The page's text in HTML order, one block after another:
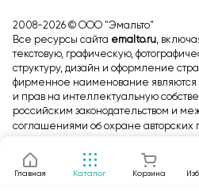
Главная Каталог Корзина
2008-2026 © ООО "Эмальто"
Все ресурсы сайта emalto.ru,
текстовую, графическую,
структуру, дизайн и оформление
фирменное наименование являются
и прав на интеллектуальную
российским законодательством и
соглашениями об охране авторских